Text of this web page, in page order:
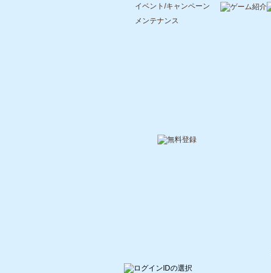
イベント/キャンペーン
メンテナンス